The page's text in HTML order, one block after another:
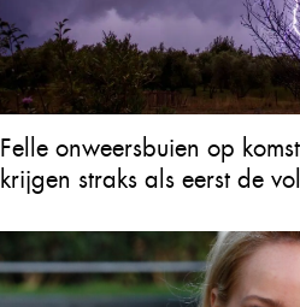
Felle onweersbuien op
krijgen straks als eerst de